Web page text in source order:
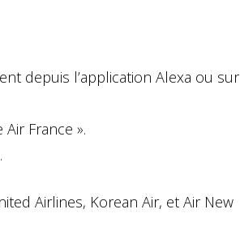
depuis l’application Alexa ou sur
France ».
Airlines, Korean Air, et Air New